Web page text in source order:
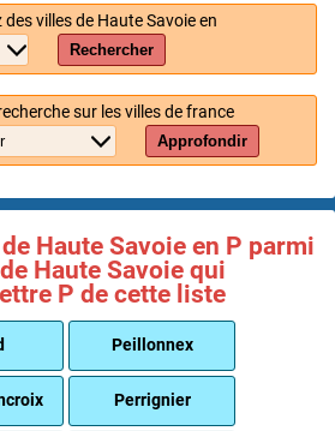
des villes de Haute Savoie en
Rechercher
sur les villes de france
Approfondir
Haute Savoie en P parmi
Haute Savoie qui
P de cette liste
Peillonnex
Perrignier